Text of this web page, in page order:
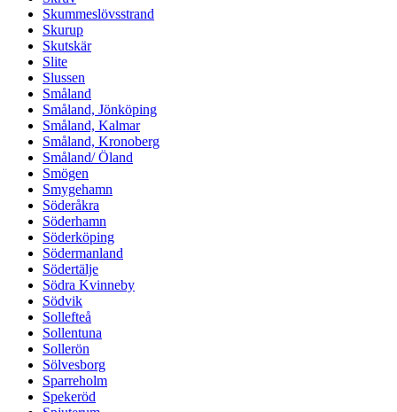
Skummeslövsstrand
Skurup
Skutskär
Slite
Slussen
Småland
Småland, Jönköping
Småland, Kalmar
Småland, Kronoberg
Småland/ Öland
Smögen
Smygehamn
Söderåkra
Söderhamn
Söderköping
Södermanland
Södertälje
Södra Kvinneby
Södvik
Sollefteå
Sollentuna
Sollerön
Sölvesborg
Sparreholm
Spekeröd